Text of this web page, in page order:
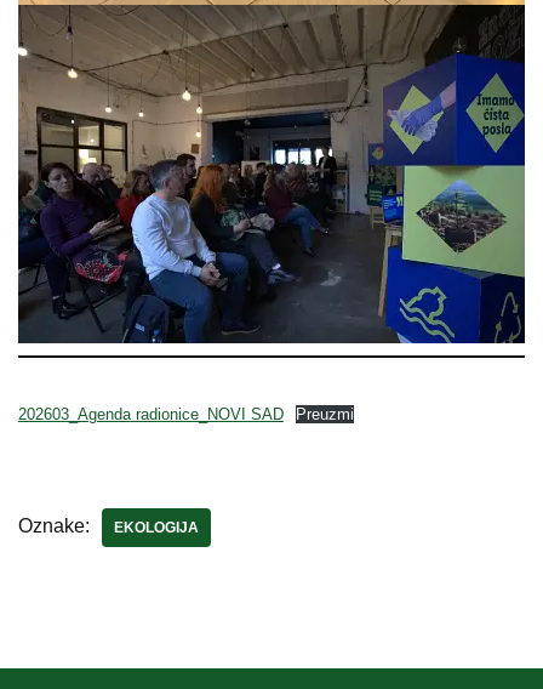
202603_Agenda radionice_NOVI SAD Preuzmi
Oznake: EKOLOGIJA